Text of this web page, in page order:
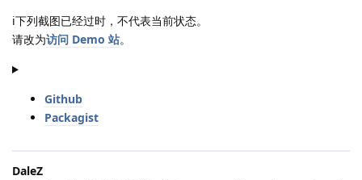
ℹ下列截图已经过时，不代表当前状态。
请改为访问 Demo 站。
Github
Packagist
DaleZ